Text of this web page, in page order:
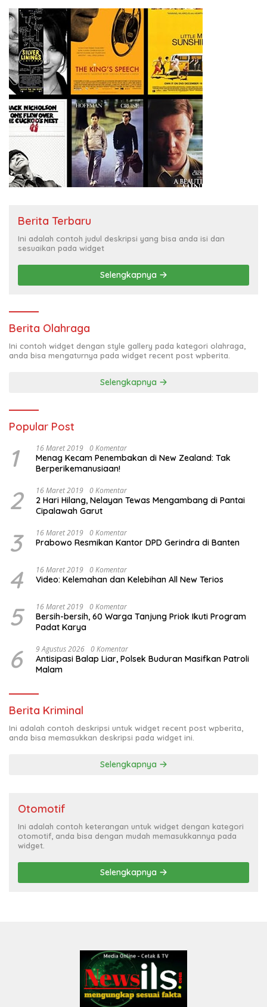
Berita Terbaru
Ini adalah contoh judul deskripsi yang bisa anda isi dan
sesuaikan pada widget
Selengkapnya
Berita Olahraga
Ini contoh widget dengan style gallery pada kategori olahraga,
anda bisa mengaturnya pada widget recent post wpberita.
Selengkapnya
Popular Post
1 16 Maret 2019 0 Komentar
Menag Kecam Penembakan di New Zealand: Tak
Berperikemanusiaan!
2 16 Maret 2019 0 Komentar
2 Hari Hilang, Nelayan Tewas Mengambang di Pantai
Cipalawah Garut
3 16 Maret 2019 0 Komentar
Prabowo Resmikan Kantor DPD Gerindra di Banten
4 16 Maret 2019 0 Komentar
Video: Kelemahan dan Kelebihan All New Terios
5 16 Maret 2019 0 Komentar
Bersih-bersih, 60 Warga Tanjung Priok Ikuti Program
Padat Karya
6 9 Agustus 2026 0 Komentar
Antisipasi Balap Liar, Polsek Buduran Masifkan Patroli
Malam
Berita Kriminal
Ini adalah contoh deskripsi untuk widget recent post wpberita,
anda bisa memasukkan deskripsi pada widget ini.
Selengkapnya
Otomotif
Ini adalah contoh keterangan untuk widget dengan kategori
otomotif, anda bisa dengan mudah memasukkannya pada
widget.
Selengkapnya